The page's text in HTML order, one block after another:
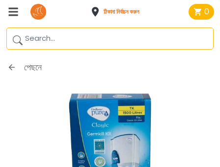
ঠিকানা নির্বাচন করুন 0
পেছনে